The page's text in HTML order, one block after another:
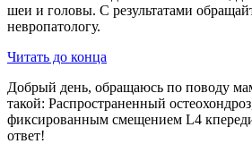
шеи и головы. С результатами
невропатологу.
Читать до конца
Добрый день, обращаюсь по поводу
такой: Распространенный
фиксированным смещением L4
ответ!